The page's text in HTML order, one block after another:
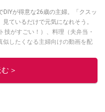
が得意な26歳の主婦。「クスッ
ているだけで元気になれそう。
技がすごい！）、料理（夫弁当・
似したくなる主婦向けの動画を配
オシストの他の記事を読む
＞